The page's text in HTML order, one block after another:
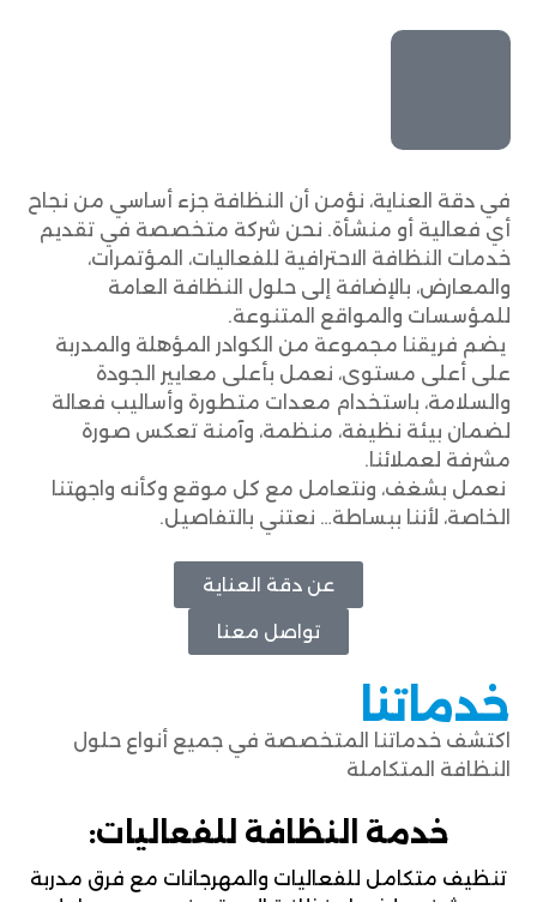
في دقة العناية، نؤمن أن النظافة جزء أساسي من نجاح
أي فعالية أو منشأة. نحن شركة متخصصة في تقديم
خدمات النظافة الاحترافية للفعاليات، المؤتمرات،
والمعارض، بالإضافة إلى حلول النظافة العامة
للمؤسسات والمواقع المتنوعة.
يضم فريقنا مجموعة من الكوادر المؤهلة والمدربة
على أعلى مستوى، نعمل بأعلى معايير الجودة
والسلامة، باستخدام معدات متطورة وأساليب فعالة
لضمان بيئة نظيفة، منظمة، وآمنة تعكس صورة
مشرفة لعملائنا.
نعمل بشغف، ونتعامل مع كل موقع وكأنه واجهتنا
الخاصة، لأننا ببساطة… نعتني بالتفاصيل.
عن دقة العناية
تواصل معنا
خدماتنا
اكتشف خدماتنا المتخصصة في جميع أنواع حلول
النظافة المتكاملة
خدمة النظافة للفعاليات:
تنظيف متكامل للفعاليات والمهرجانات مع فرق مدربة